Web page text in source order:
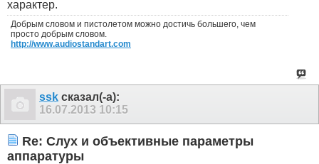
характер.
Добрым словом и пистолетом можно достичь большего, чем
просто добрым словом.
http://www.audiostandart.com
ssk сказал(-а):
16.07.2013 10:15
Re: Слух и объективные параметры
аппаратуры